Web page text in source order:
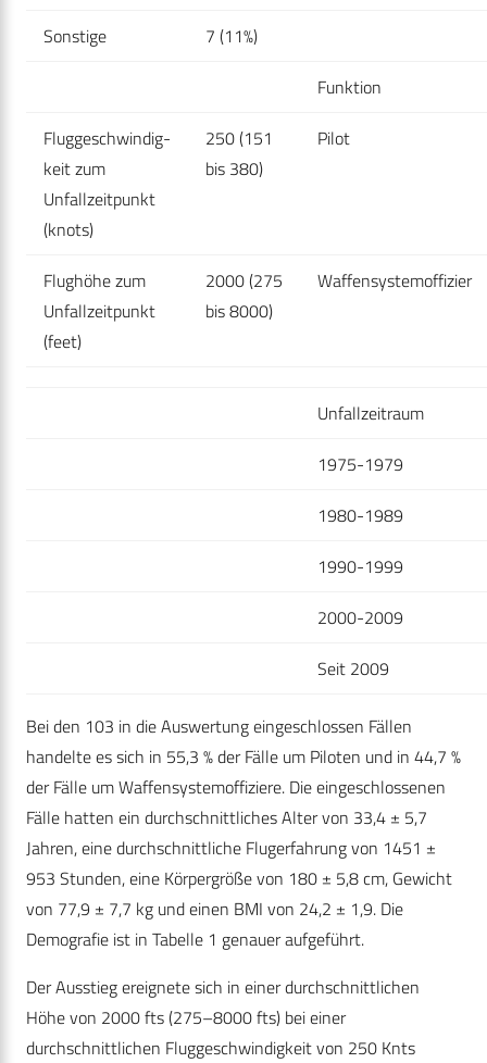
Sonstige
7 (11%)
Funktion
Fluggeschwindig-
keit zum
Unfallzeitpunkt
(knots)
250 (151
bis 380)
Pilot
Flughöhe zum
Unfallzeitpunkt
(feet)
2000 (275
bis 8000)
Waffensystemoffizier
Unfallzeitraum
1975-1979
1980-1989
1990-1999
2000-2009
Seit 2009
Bei den 103 in die Auswertung eingeschlossen Fällen
handelte es sich in 55,3 % der Fälle um Piloten und in 44,7 %
der Fälle um Waffensystemoffiziere. Die eingeschlossenen
Fälle hatten ein durchschnittliches Alter von 33,4 ± 5,7
Jahren, eine durchschnittliche Flugerfahrung von 1451 ±
953 Stunden, eine Körpergröße von 180 ± 5,8 cm, Gewicht
von 77,9 ± 7,7 kg und einen BMI von 24,2 ± 1,9. Die
Demografie ist in Tabelle 1 genauer aufgeführt.
Der Ausstieg ereignete sich in einer durchschnittlichen
Höhe von 2000 fts (275–8000 fts) bei einer
durchschnittlichen Fluggeschwindigkeit von 250 Knts